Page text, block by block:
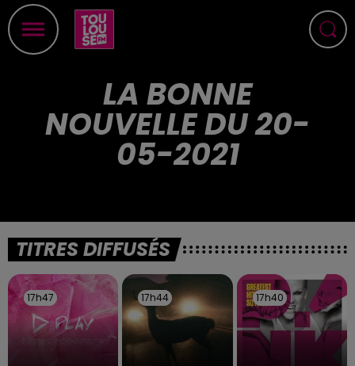
LA BONNE
NOUVELLE DU 20-
05-2021
TITRES DIFFUSÉS
17h47
17h47 17h44
17h44 17h40
17h40